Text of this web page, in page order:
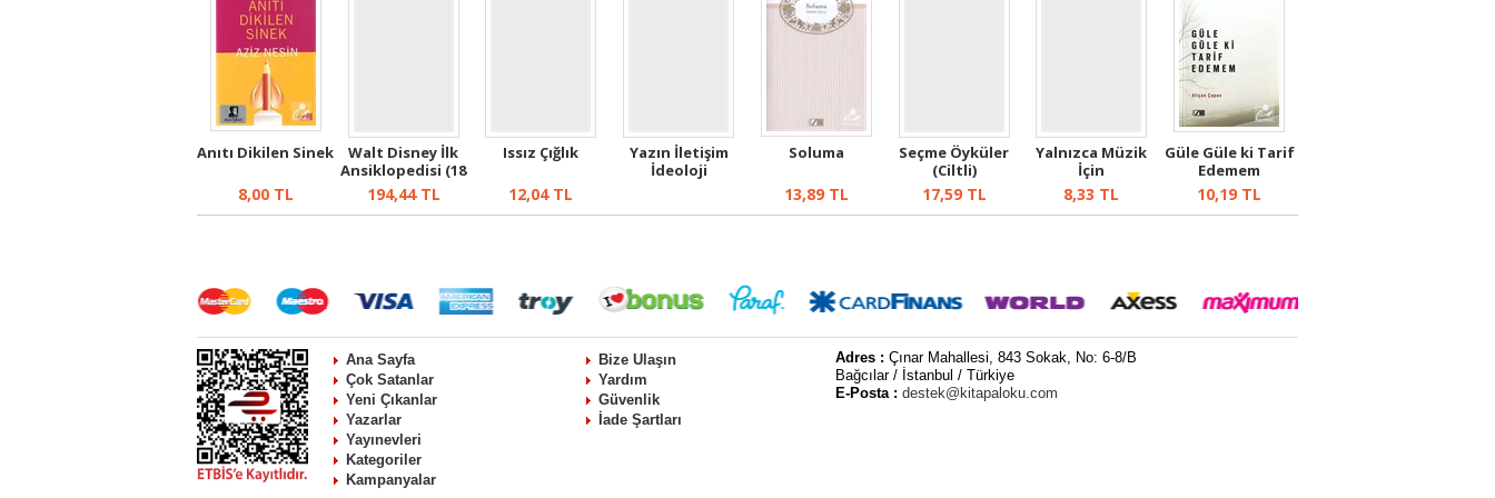
Anıtı Dikilen Sinek
8,00TL
Walt Disney İlk
Ansiklopedisi (18
Cilt)
194,44TL
Issız Çığlık
12,04TL
Yazın İletişim
İdeoloji
Soluma
13,89TL
Seçme Öyküler
(Ciltli)
17,59TL
Yalnızca Müzik
İçin
8,33 TL
Güle Güle ki Tarif
Edemem
10,19 TL
Ana Sayfa
Çok Satanlar
Yeni Çıkanlar
Yazarlar
Yayınevleri
Kategoriler
Kampanyalar
Bize Ulaşın
Yardım
Güvenlik
İade Şartları
Adres :Çınar Mahallesi, 843 Sokak, No: 6-8/B
Bağcılar / İstanbul / Türkiye
E-Posta :destek@kitapaloku.com